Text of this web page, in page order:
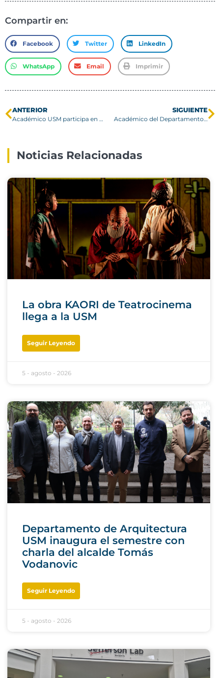
Compartir en:
Facebook Twitter LinkedIn
WhatsApp Email Imprimir
ANTERIOR
Académico USM participa en destacado congreso internacional sobre geociencias
SIGUIENTE
Académico del Departamento de Física participa en congreso internacional sobre tomografía por muones en Hungría
Noticias Relacionadas
La obra KAORI de Teatrocinema
llega a la USM
Seguir Leyendo
5 - agosto - 2026
Departamento de Arquitectura
USM inaugura el semestre con
charla del alcalde Tomás
Vodanovic
Seguir Leyendo
5 - agosto - 2026